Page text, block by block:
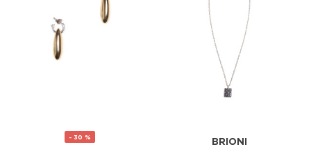
- 30 %
BRIONI